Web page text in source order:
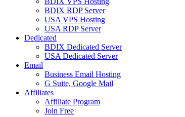
BDIX RDP Server
USA VPS Hosting
USA RDP Server
Dedicated
BDIX Dedicated Server
USA Dedicated Server
Email
Business Email Hosting
G Suite, Google Mail
Affiliates
Affiliate Program
Join Free